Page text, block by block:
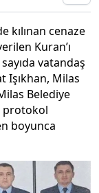
kılınan cenaze
Kuran’ı
vatandaş
Işıkhan, Milas
Belediye
protokol
boyunca